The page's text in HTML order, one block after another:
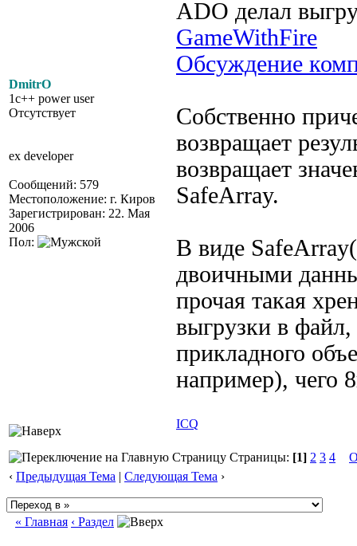
DmitrO
1c++ power user
Отсутствует
ex developer
Сообщений: 579
Местоположение: г. Киров
Зарегистрирован: 22. Мая
2006
Пол:
ADO делал
GameWithFire
Обсуждение
Собственно
возвращает
возвращает
SafeArray.
В виде
двоичными
прочая такая
выгрузки в файл,
прикладного
например), чего
ICQ
Страницы: [1] 2 3 4
‹ Предыдущая Тема | Следующая Тема ›
« Главная ‹ Раздел